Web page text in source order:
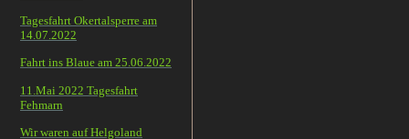
Tagesfahrt Okertalsperre am
14.07.2022
Fahrt ins Blaue am 25.06.2022
11.Mai 2022 Tagesfahrt
Fehmarn
Wir waren auf Helgoland